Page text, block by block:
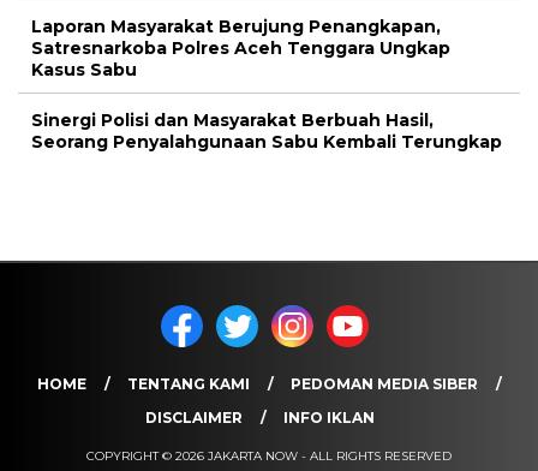
Laporan Masyarakat Berujung Penangkapan,
Satresnarkoba Polres Aceh Tenggara Ungkap
Kasus Sabu
Sinergi Polisi dan Masyarakat Berbuah Hasil,
Seorang Penyalahgunaan Sabu Kembali Terungkap
HOME TENTANG KAMI
PEDOMAN MEDIA SIBER
DISCLAIMER
INFO IKLAN
COPYRIGHT © 2026 JAKARTA NOW - ALL RIGHTS RESERVED